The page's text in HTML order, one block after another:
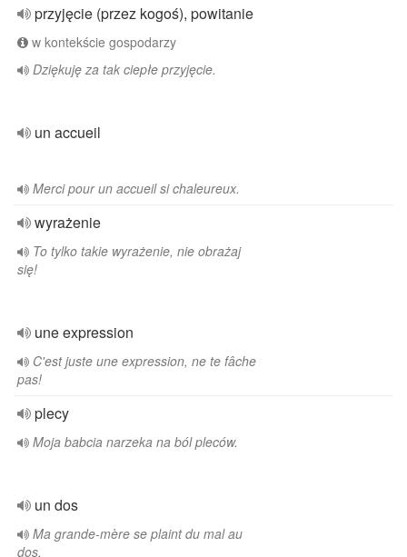
przyjęcie (przez kogoś), powitanie
w kontekście gospodarzy
Dziękuję za tak ciepłe przyjęcie.
un accueil
Merci pour un accueil si chaleureux.
wyrażenie
To tylko takie wyrażenie, nie obrażaj
się!
une expression
C'est juste une expression, ne te fâche
pas!
plecy
Moja babcia narzeka na ból pleców.
un dos
Ma grande-mère se plaint du mal au
dos.